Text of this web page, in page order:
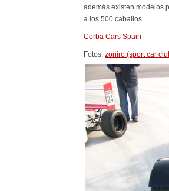
además existen modelos
a los 500 caballos.
Corba Cars Spain
Fotos: zoniro (sport car